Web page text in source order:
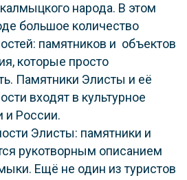
народа. В этом
большое количество
памятников и объектов
которые просто
Памятники Элисты и её
входят в культурное
и России.
Элисты: памятники и
рукотворным описанием
Ещё не один из туристов